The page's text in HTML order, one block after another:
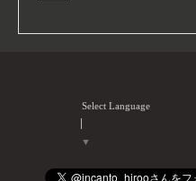
Select Language
▼